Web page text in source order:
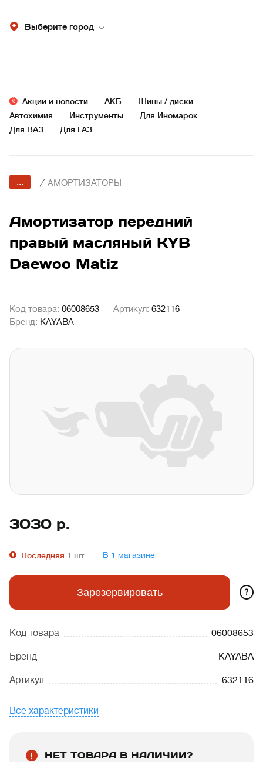
Выберите город
Акции и новости АКБ
Шины / диски
Автохимия
Инструменты
Для Иномарок
Для ВАЗ
Для ГАЗ
... / АМОРТИЗАТОРЫ
Амортизатор передний
правый масляный KYB
Daewoo Matiz
Код товара: 06008653 Артикул: 632116
Бренд: KAYABA
3030 р.
Последняя 1 шт. В 1 магазине
Зарезервировать ?
Код товара 06008653
Бренд KAYABA
Артикул 632116
Все характеристики
НЕТ ТОВАРА В НАЛИЧИИ?